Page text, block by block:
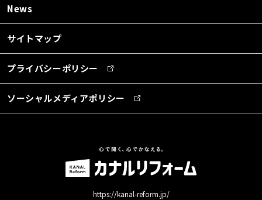
News
サイトマップ
プライバシーポリシー
ソーシャルメディアポリシー
https://kanal-reform.jp/